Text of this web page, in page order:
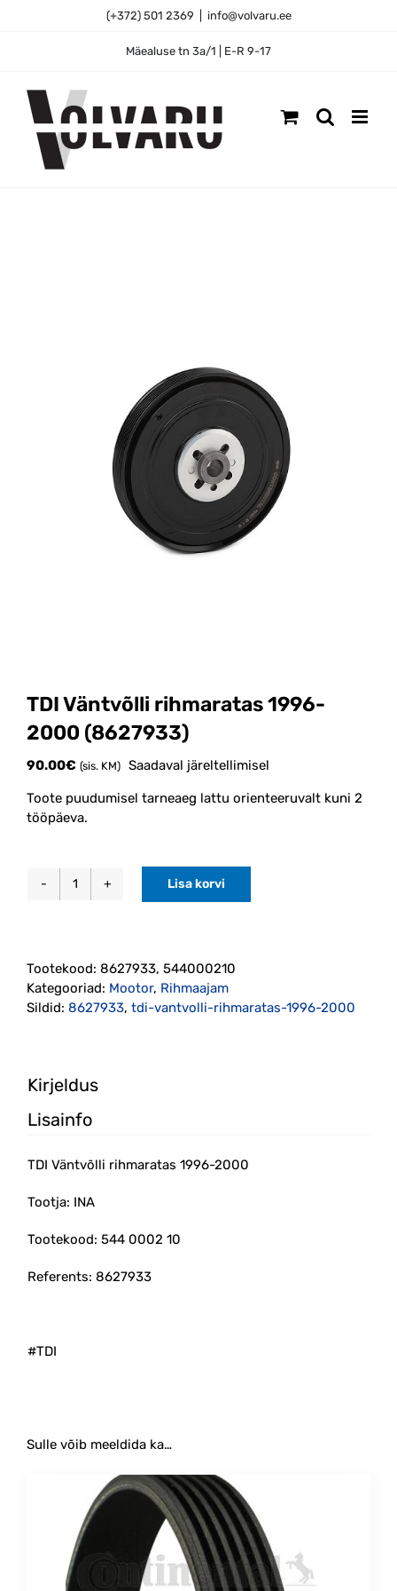
(+372) 501 2369 info@volvaru.ee
Mäealuse tn 3a/1 | E-R 9-17
TDI Väntvõlli rihmaratas 1996-
2000 (8627933)
90.00€ (sis. KM) Saadaval järeltellimisel
Toote puudumisel tarneaeg lattu orienteeruvalt kuni 2
tööpäeva.
TDI
2000
(8627933)
kogus
Lisa korvi
Tootekood: 8627933, 544000210
Kategooriad: Mootor, Rihmaajam
Sildid: 8627933, tdi-vantvolli-rihmaratas-1996-2000
Kirjeldus
Lisainfo
TDI Väntvõlli rihmaratas 1996-2000
Tootja: INA
Tootekood: 544 0002 10
Referents: 8627933
#TDI
Sulle võib meeldida ka…